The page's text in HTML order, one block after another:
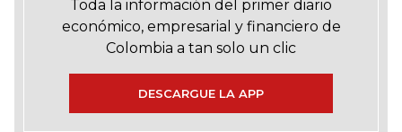
Toda la información del primer diario
económico, empresarial y financiero de
Colombia a tan solo un clic
DESCARGUE LA APP